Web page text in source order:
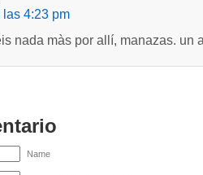
4:23 pm
nada màs por allí, manazas. un
Name